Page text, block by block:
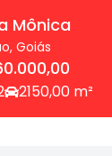
Mônica
,Goiás
2150,00 m²